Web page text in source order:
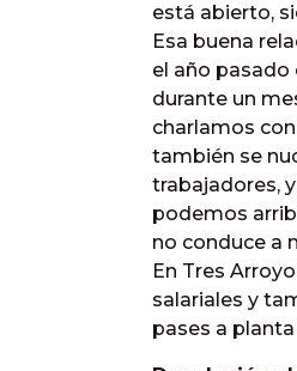
está abierto,
Esa buena
el año
durante un
charlamos
también se
trabajadores,
podemos
no conduce a
En Tres
salariales y
pases a planta